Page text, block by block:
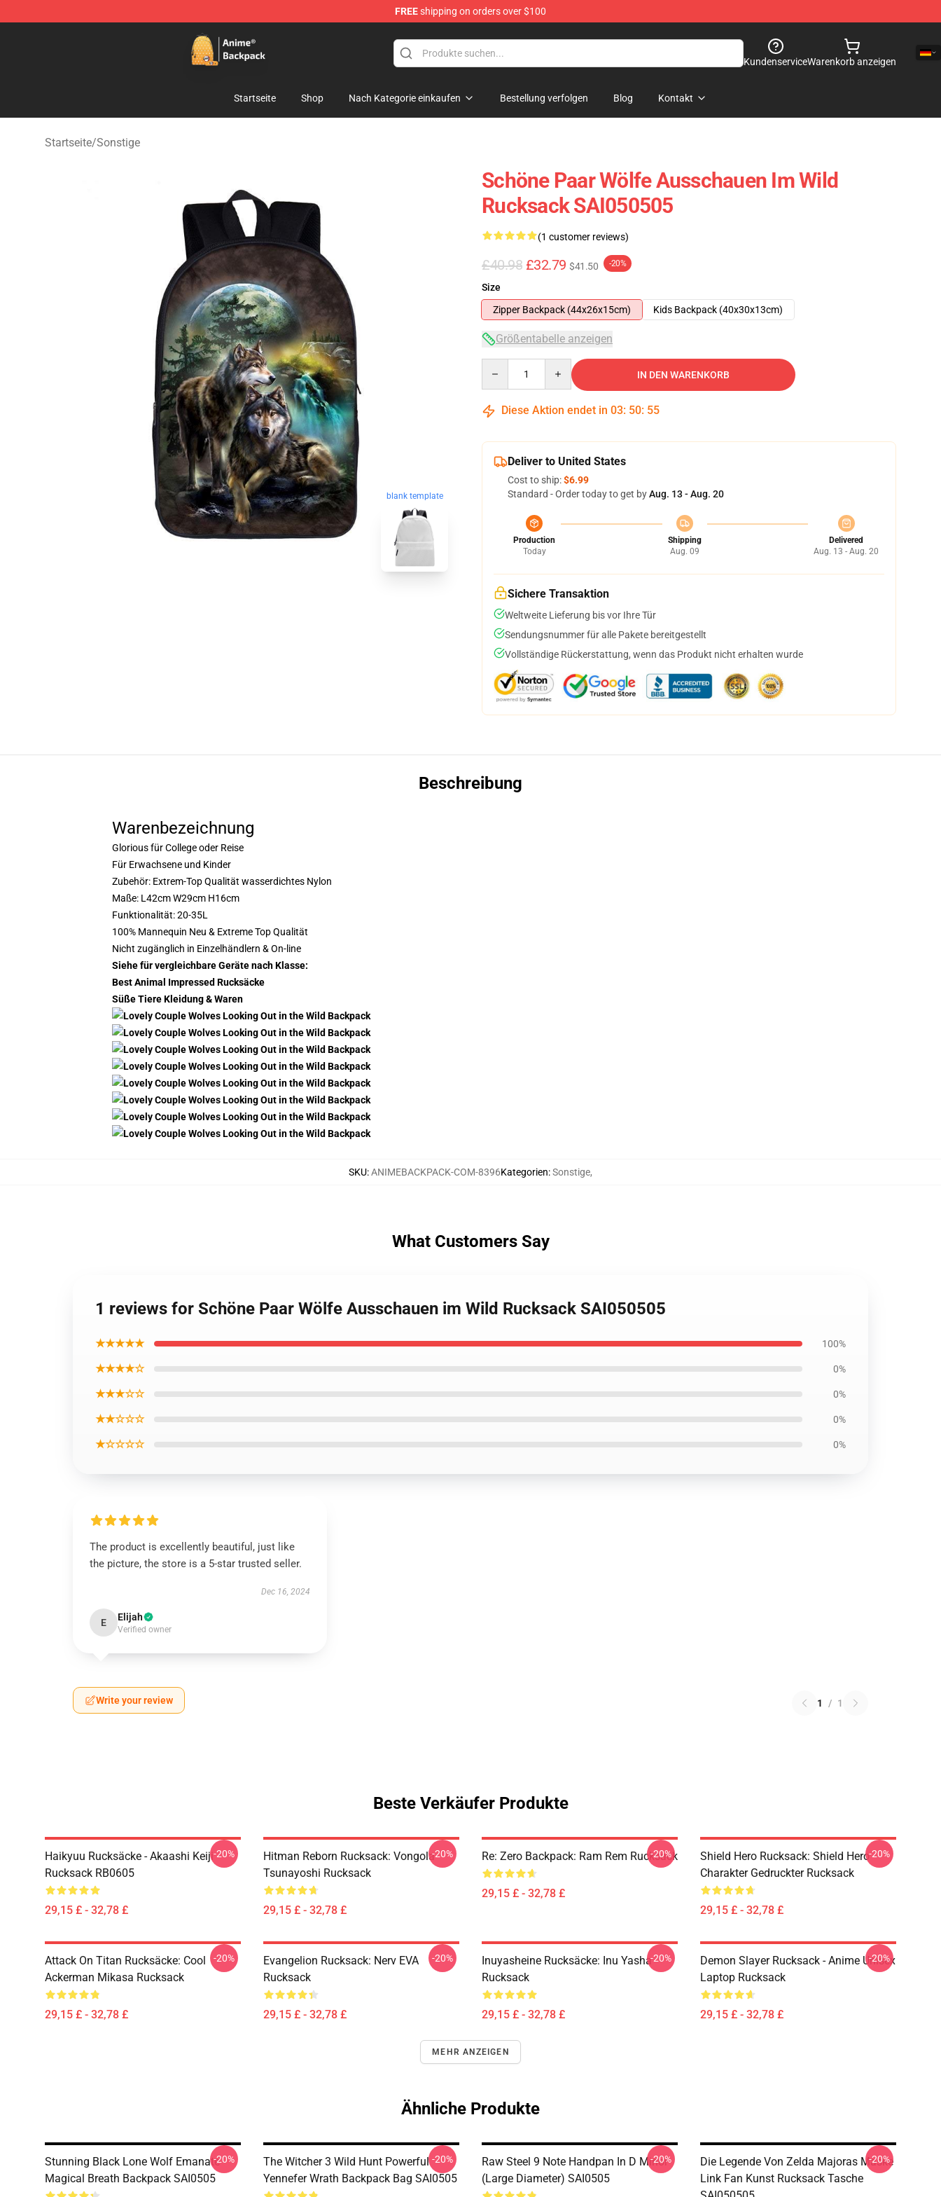
FREEshipping on orders over $100
Anime Backpack Shop - Official Anime Backpack Store for Anime Fans
KundenserviceWarenkorb anzeigen
Startseite Shop Nach Kategorie einkaufen Bestellung verfolgen Blog Kontakt
Startseite/Sonstige
blank template
Schöne Paar Wölfe Ausschauen Im Wild
Rucksack SAI050505
(1 customer reviews)
£40.98 £32.79 $41.50 -20%
Size
Zipper Backpack (44x26x15cm)
Kids Backpack (40x30x13cm)
Größentabelle anzeigen
IN DEN WARENKORB
Diese Aktion endet in 03: 50: 54
Deliver to United States
Cost to ship:$6.99
Standard - Order today to get byAug. 13 - Aug. 20
Production
Today
Shipping
Aug. 09
Delivered
Aug. 13 - Aug. 20
Sichere Transaktion
Weltweite Lieferung bis vor Ihre Tür
Sendungsnummer für alle Pakete bereitgestellt
Vollständige Rückerstattung, wenn das Produkt nicht erhalten wurde
Beschreibung
Warenbezeichnung
Glorious für College oder Reise
Für Erwachsene und Kinder
Zubehör: Extrem-Top Qualität wasserdichtes Nylon
Maße: L42cm W29cm H16cm
Funktionalität: 20-35L
100% Mannequin Neu & Extreme Top Qualität
Nicht zugänglich in Einzelhändlern & On-line
Siehe für vergleichbare Geräte nach Klasse:
Best Animal Impressed Rucksäcke
Süße Tiere Kleidung & Waren
SKU:ANIMEBACKPACK-COM-8396Kategorien:Sonstige,
What Customers Say
1 reviews for Schöne Paar Wölfe Ausschauen im Wild Rucksack SAI050505
★★★★★ 100%
★★★★☆ 0%
★★★☆☆ 0%
★★☆☆☆ 0%
★☆☆☆☆ 0%
The product is excellently beautiful, just like
the picture, the store is a 5-star trusted seller.
Dec 16, 2024
E Elijah
Verified owner
Write your review 1 / 1
Beste Verkäufer Produkte
Haikyuu Rucksäcke - Akaashi Keiji
Rucksack RB0605
29,15 £ - 32,78 £
-20%
Hitman Reborn Rucksack: Vongola
Tsunayoshi Rucksack
29,15 £ - 32,78 £
-20% Re: Zero Backpack: Ram Rem Rucksack
29,15 £ - 32,78 £
-20%
Shield Hero Rucksack: Shield Hero
Charakter Gedruckter Rucksack
29,15 £ - 32,78 £
-20%
Attack On Titan Rucksäcke: Cool
Ackerman Mikasa Rucksack
29,15 £ - 32,78 £
-20%
Evangelion Rucksack: Nerv EVA
Rucksack
29,15 £ - 32,78 £
-20%
Inuyasheine Rucksäcke: Inu Yasha
Rucksack
29,15 £ - 32,78 £
-20%
Demon Slayer Rucksack - Anime Unisex
Laptop Rucksack
29,15 £ - 32,78 £
-20%
MEHR ANZEIGEN
Ähnliche Produkte
Stunning Black Lone Wolf Emanate
Magical Breath Backpack SAI0505
-20%
The Witcher 3 Wild Hunt Powerful
Yennefer Wrath Backpack Bag SAI0505
-20%
Raw Steel 9 Note Handpan In D Minor
(Large Diameter) SAI0505
-20%
Die Legende Von Zelda Majoras Maske
Link Fan Kunst Rucksack Tasche
-20%